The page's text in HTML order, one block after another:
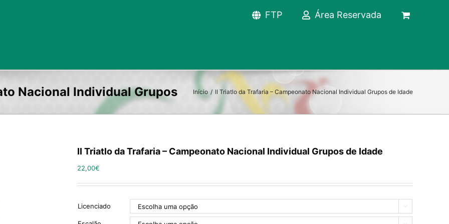
FTP Área Reservada
Início / II Triatlo da Trafaria – Campeonato Nacional Individual Grupos de Idade
II Triatlo da Trafaria – Campeonato Nacional Individual Grupos de Idade
22,00€
Licenciado 